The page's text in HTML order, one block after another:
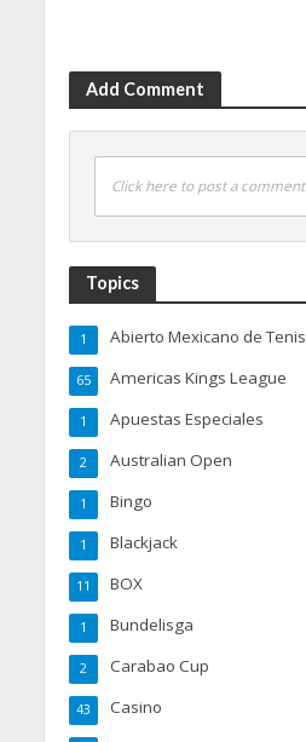
Add Comment
Click here to post a comment
Topics
Abierto Mexicano de Tenis
1
Americas Kings League
65
Apuestas Especiales
1
Australian Open
2
Bingo
1
Blackjack
1
BOX
11
Bundelisga
1
Carabao Cup
2
Casino
43